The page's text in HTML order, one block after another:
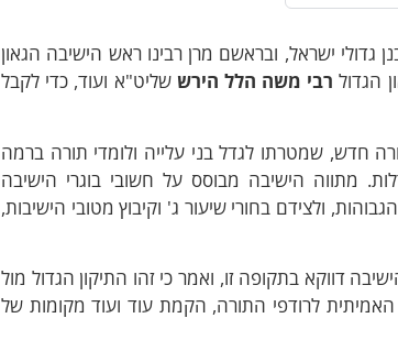
גדולי ישראל, ובראשם מרן רבינו ראש הישיבה הגאון
הגדול רבי משה הלל הירש שליט"א ועוד, כדי לקבל
חדש, שמטרתו לגדל בני עלייה ולומדי תורה ברמה
מתווה הישיבה מבוסס על חשובי בוגרי הישיבה
ולצידם בחורי שיעור ג' וקיבוץ מטובי הישיבות,
דווקא בתקופה זו, ואמר כי זהו התיקון הגדול מול
לרודפי התורה, הקמת עוד ועוד מקומות של